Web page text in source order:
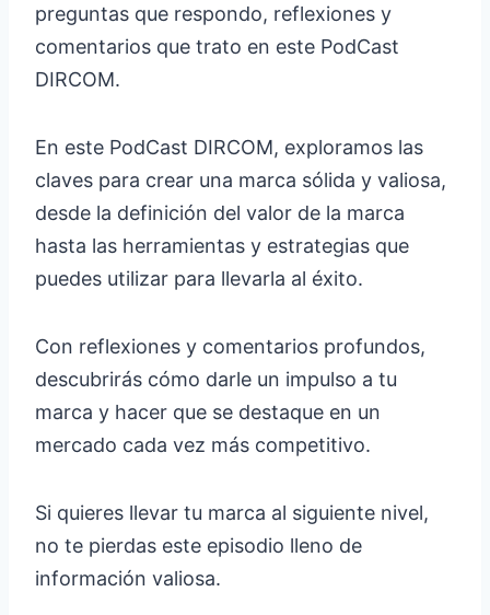
preguntas que respondo, reflexiones y
comentarios que trato en este PodCast
DIRCOM.
En este PodCast DIRCOM, exploramos las
claves para crear una marca sólida y valiosa,
desde la definición del valor de la marca
hasta las herramientas y estrategias que
puedes utilizar para llevarla al éxito.
Con reflexiones y comentarios profundos,
descubrirás cómo darle un impulso a tu
marca y hacer que se destaque en un
mercado cada vez más competitivo.
Si quieres llevar tu marca al siguiente nivel,
no te pierdas este episodio lleno de
información valiosa.